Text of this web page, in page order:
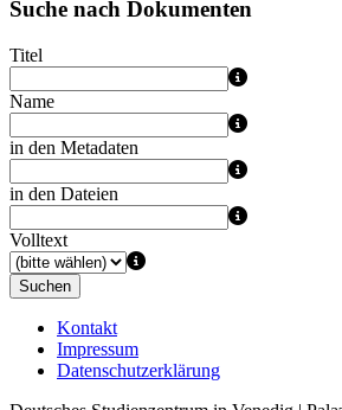
Suche nach Dokumenten
Titel
Name
in den Metadaten
in den Dateien
Volltext
Suchen
Kontakt
Impressum
Datenschutzerklärung